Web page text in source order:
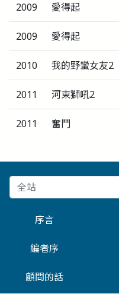
2009 愛得起
2009 愛得起
2010 我的野蠻女友2
2011 河東獅吼2
2011 奮鬥
序言
編者序
顧問的話